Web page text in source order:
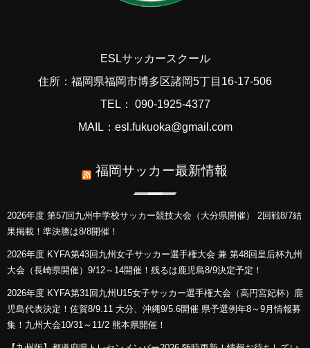
ESLサッカースクール
住所：福岡県福岡市博多区諸岡5丁目16-17-506
TEL： 090-1925-4377
MAIL：esl.fukuoka@gmail.com
福岡サッカー最新情報
2026年度 第57回九州中学校サッカー競技大会（大分県開催） 2回戦8/7結
果掲載！準決勝は8/8開催！
2026年度 KYFA第43回九州女子サッカー選手権大会 兼 第48回皇后杯九州
大会（長崎県開催）9/12～14開催！残るは鹿児島8/9決定予定！
2026年度 KYFA第31回九州U15女子サッカー選手権大会（高円宮妃杯）鹿
児島代表決定！佐賀8/9.11 大分、沖縄9/5.6開催 県予選例年8～9月情報募
集！九州大会10/31～11/2 熊本県開催！